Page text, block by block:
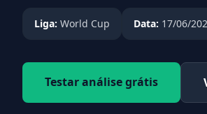
Liga: World Cup Data: 17/06/
Testar análise grátis